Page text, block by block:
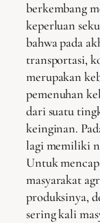
berkembang
keperluan
bahwa pada
transportasi,
merupakan
pemenuhan
dari suatu
keinginan.
lagi memiliki
Untuk
masyarakat
produksinya,
sering kali